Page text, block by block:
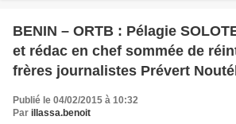
BENIN – ORTB : Pélagie
et rédac en chef sommée de
frères journalistes Prévert
Publié le 04/02/2015 à 10:32
Par illassa.benoit